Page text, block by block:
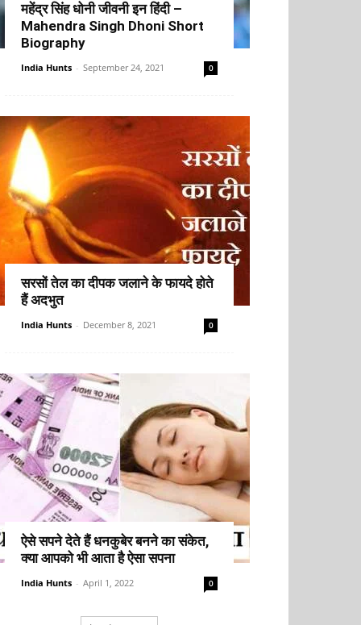
महेंद्र सिंह धोनी जीवनी इन हिंदी –
Mahendra Singh Dhoni Short
Biography
India Hunts - September 24, 2021 0
सरसों तेल का दीपक जलाने के फायदे होते
हैं अदभुत
India Hunts - December 8, 2021 0
ऐसे सपने देते हैं धनकुबेर बनने का संकेत,
क्या आपको भी आता है ऐसा सपना
India Hunts - April 1, 2022 0